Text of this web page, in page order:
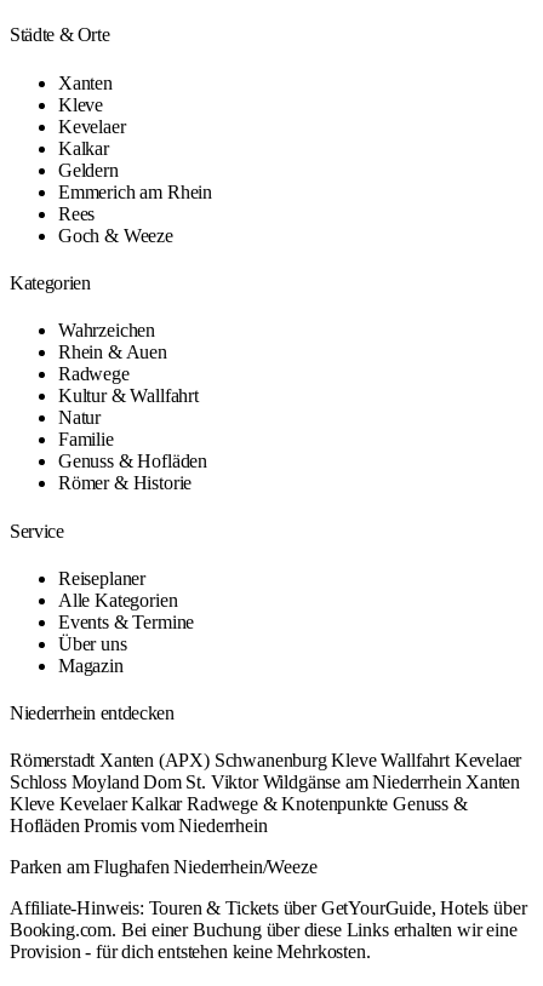
Städte & Orte
Xanten
Kleve
Kevelaer
Kalkar
Geldern
Emmerich am Rhein
Rees
Goch & Weeze
Kategorien
Wahrzeichen
Rhein & Auen
Radwege
Kultur & Wallfahrt
Natur
Familie
Genuss & Hofläden
Römer & Historie
Service
Reiseplaner
Alle Kategorien
Events & Termine
Über uns
Magazin
Niederrhein entdecken
Römerstadt Xanten (APX) Schwanenburg Kleve Wallfahrt Kevelaer
Schloss Moyland Dom St. Viktor Wildgänse am Niederrhein Xanten
Kleve Kevelaer Kalkar Radwege & Knotenpunkte Genuss &
Hofläden Promis vom Niederrhein
Parken am Flughafen Niederrhein/Weeze
Affiliate-Hinweis: Touren & Tickets über GetYourGuide, Hotels über
Booking.com. Bei einer Buchung über diese Links erhalten wir eine
Provision - für dich entstehen keine Mehrkosten.